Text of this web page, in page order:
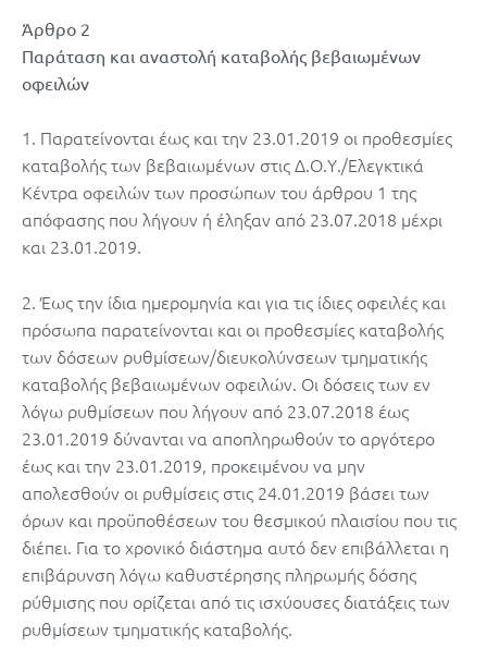
Άρθρο 2
Παράταση και αναστολή καταβολής βεβαιωμένων
οφειλών
1. Παρατείνονται έως και την 23.01.2019 οι προθεσμίες
καταβολής των βεβαιωμένων στις Δ.Ο.Υ./Ελεγκτικά
Κέντρα οφειλών των προσώπων του άρθρου 1 της
απόφασης που λήγουν ή έληξαν από 23.07.2018 μέχρι
και 23.01.2019.
2. Έως την ίδια ημερομηνία και για τις ίδιες οφειλές και
πρόσωπα παρατείνονται και οι προθεσμίες καταβολής
των δόσεων ρυθμίσεων/διευκολύνσεων τμηματικής
καταβολής βεβαιωμένων οφειλών. Οι δόσεις των εν
λόγω ρυθμίσεων που λήγουν από 23.07.2018 έως
23.01.2019 δύνανται να αποπληρωθούν το αργότερο
έως και την 23.01.2019, προκειμένου να μην
απολεσθούν οι ρυθμίσεις στις 24.01.2019 βάσει των
όρων και προϋποθέσεων του θεσμικού πλαισίου που τις
διέπει. Για το χρονικό διάστημα αυτό δεν επιβάλλεται η
επιβάρυνση λόγω καθυστέρησης πληρωμής δόσης
ρύθμισης που ορίζεται από τις ισχύουσες διατάξεις των
ρυθμίσεων τμηματικής καταβολής.